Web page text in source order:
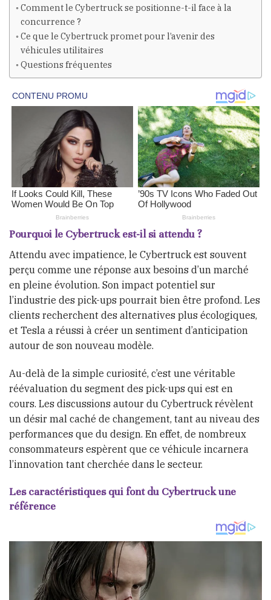
Comment le Cybertruck se positionne-t-il face à la
concurrence ?
Ce que le Cybertruck promet pour l’avenir des
véhicules utilitaires
Questions fréquentes
Pourquoi le Cybertruck est-il si attendu ?
Attendu avec impatience, le Cybertruck est souvent
perçu comme une réponse aux besoins d’un marché
en pleine évolution. Son impact potentiel sur
l’industrie des pick-ups pourrait bien être profond. Les
clients recherchent des alternatives plus écologiques,
et Tesla a réussi à créer un sentiment d’anticipation
autour de son nouveau modèle.
Au-delà de la simple curiosité, c’est une véritable
réévaluation du segment des pick-ups qui est en
cours. Les discussions autour du Cybertruck révèlent
un désir mal caché de changement, tant au niveau des
performances que du design. En effet, de nombreux
consommateurs espèrent que ce véhicule incarnera
l’innovation tant cherchée dans le secteur.
Les caractéristiques qui font du Cybertruck une
référence